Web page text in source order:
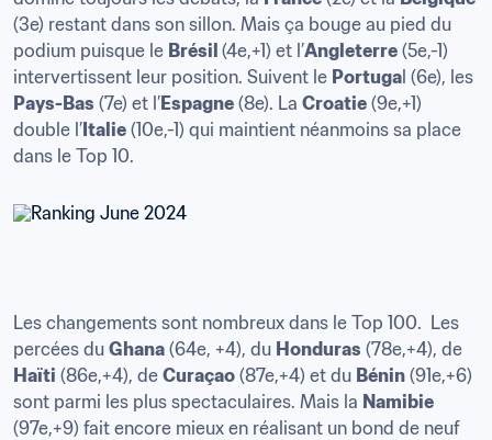
(3e) restant dans son sillon. Mais ça bouge au pied du
podium puisque le Brésil (4e,+1) et l’Angleterre (5e,-1)
intervertissent leur position. Suivent le Portuga
Pays-Bas (7e) et l’ Espagne (8e). La Croatie (9e,+1)
double l’ Italie (10e,-1) qui maintient néanmoins sa place
dans le Top 10.
Les changements sont nombreux dans le Top 100.  Les
percées du Ghana (64e, +4), du Honduras
Haïti (86e,+4), de Curaçao (87e,+4) et du Bénin (91e,+6)
sont parmi les plus spectaculaires. Mais la Namibie
(97e,+9) fait encore mieux en réalisant un bond de neuf